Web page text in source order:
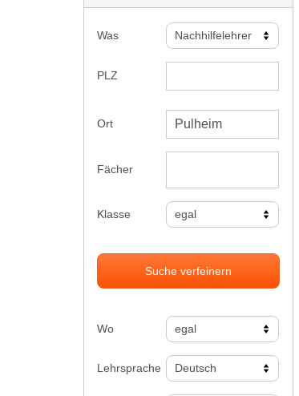
Was
PLZ
Ort
Fächer
Klasse
Suche verfeinern
Wo
Lehrsprache